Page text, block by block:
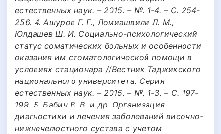
естественных наук. – 2015. – №. 1-4. – С. 254-
256. 4. Ашуров Г. Г., Ломиашвили Л. М.,
Юлдашев Ш. И. Социально-психологический
статус соматических больных и особенности
оказания им стоматологической помощи в
условиях стационара //Вестник Таджикского
национального университета. Серия
естественных наук. – 2015. – №. 1-3. – С. 197-
199. 5. Бабич В. В. и др. Организация
диагностики и лечения заболеваний височно-
нижнечелюстного сустава с учетом